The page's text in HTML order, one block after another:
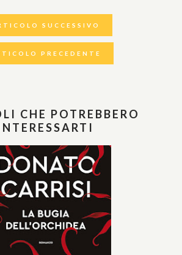
SUCCESSIVO
PRECEDENTE
CHE POTREBBERO